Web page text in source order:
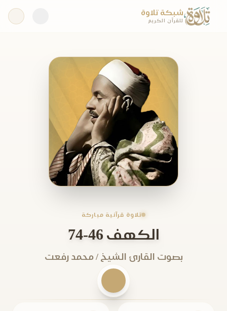
شبكة تلاوة
للقرآن الكريم
تلاوة قرآنية مباركة
الكهف 46-74
بصوت القارئ الشيخ / محمد رفعت